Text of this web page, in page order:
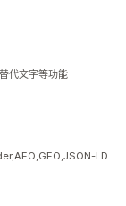
代文字等功能
LD